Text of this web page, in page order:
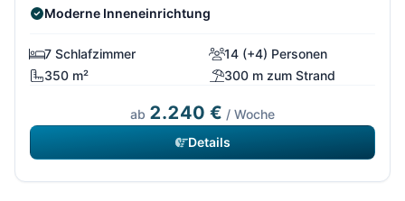
Moderne Inneneinrichtung
7 Schlafzimmer
14 (+4) Personen
350 m²
300 m zum Strand
ab 2.240 € / Woche
Details